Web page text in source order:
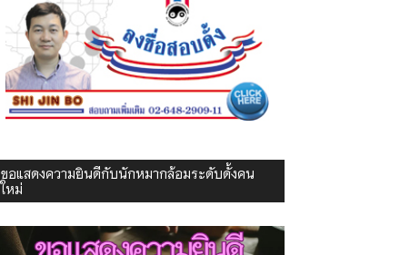
ขอแสดงความยินดีกับนักหมากล้อมระดับดั้งคน
ใหม่